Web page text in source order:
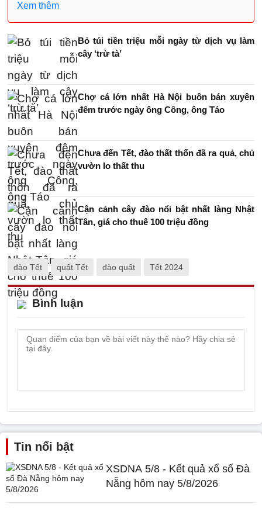
Xem thêm
Bỏ túi tiền triệu mỗi ngày từ dịch vụ làm
cây ‘trừ tà’
Chợ cá lớn nhất Hà Nội buôn bán xuyên
đêm trước ngày ông Công, ông Táo
Chưa đến Tết, đào thất thốn đã ra quả, chủ
vườn lo thất thu
Cận cảnh cây đào nổi bật nhất làng Nhật
Tân, giá cho thuê 100 triệu đồng
đào Tết quất Tết đào quất Tết 2024
Bình luận
Tin nổi bật
XSDNA 5/8 - Kết quả xổ số Đà
Nẵng hôm nay 5/8/2026